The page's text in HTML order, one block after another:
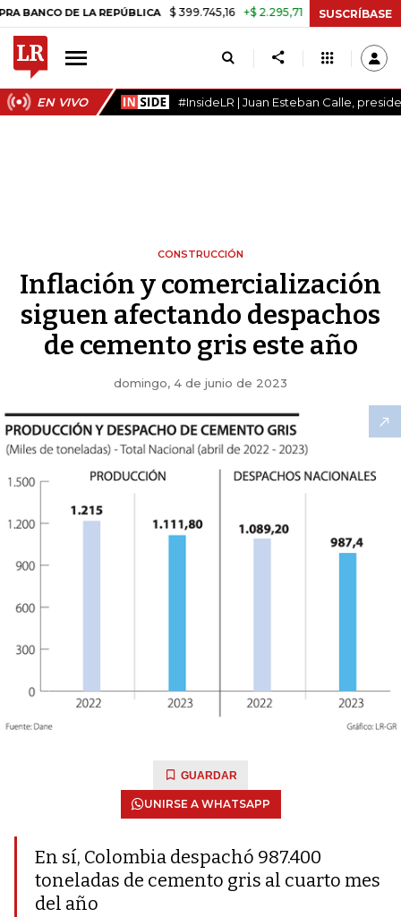
DE LA REPÚBLICA $ 399.745,16 +$ 2.295,71 +0,58% TASA DE
SUSCRÍBASE
EN VIVO #InsideLR | Juan Esteban Calle,
CONSTRUCCIÓN
Inflación y comercialización
siguen afectando despachos
de cemento gris este año
domingo, 4 de junio de 2023
GUARDAR
UNIRSE A WHATSAPP
En sí, Colombia despachó 987.400
toneladas de cemento gris al cuarto mes
del año